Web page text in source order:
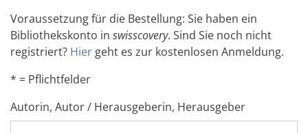
Voraussetzung für die Bestellung: Sie haben ein
Bibliothekskonto in swisscovery. Sind Sie noch nicht
registriert? Hiergeht es zur kostenlosen Anmeldung.
* = Pflichtfelder
Autorin, Autor / Herausgeberin, Herausgeber